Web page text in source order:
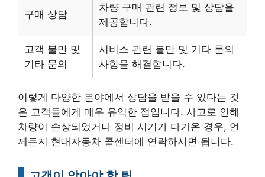
구매 상담
차량 구매 관련 정보 및 상담을
제공합니다.
고객 불만 및
기타 문의
서비스 관련 불만 및 기타 문의
사항을 해결합니다.
이렇게 다양한 분야에서 상담을 받을 수 있다는 것
은 고객들에게 매우 유익한 점입니다. 사고로 인해
차량이 손상되었거나 정비 시기가 다가온 경우, 언
제든지 현대자동차 콜센터에 연락하시면 됩니다.